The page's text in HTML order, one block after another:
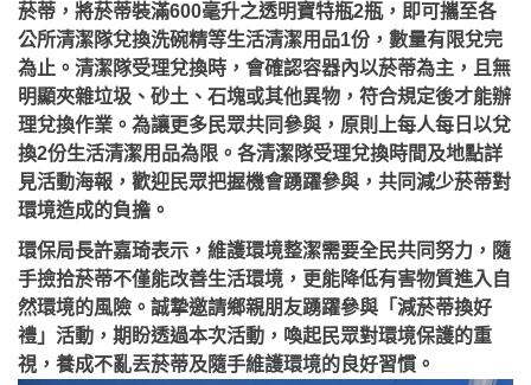
菸蒂，將菸蒂裝滿600毫升之透明寶特瓶2瓶，即可攜至各
公所清潔隊兌換洗碗精等生活清潔用品1份，數量有限兌完
為止。清潔隊受理兌換時，會確認容器內以菸蒂為主，且無
明顯夾雜垃圾、砂土、石塊或其他異物，符合規定後才能辦
理兌換作業。為讓更多民眾共同參與，原則上每人每日以兌
換2份生活清潔用品為限。各清潔隊受理兌換時間及地點詳
見活動海報，歡迎民眾把握機會踴躍參與，共同減少菸蒂對
環境造成的負擔。
環保局長許嘉琦表示，維護環境整潔需要全民共同努力，隨
手撿拾菸蒂不僅能改善生活環境，更能降低有害物質進入自
然環境的風險。誠摯邀請鄉親朋友踴躍參與「減菸蒂換好
禮」活動，期盼透過本次活動，喚起民眾對環境保護的重
視，養成不亂丟菸蒂及隨手維護環境的良好習慣。